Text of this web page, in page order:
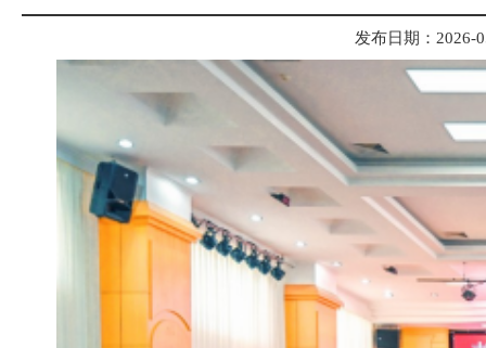
发布日期：2026-